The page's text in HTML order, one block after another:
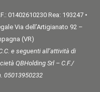
01402610230 Rea: 193247 •
Via dell’Artigianato 92 –
(VR)
e seguenti all’attività di
QBHolding Srl – C.F./
05013950232